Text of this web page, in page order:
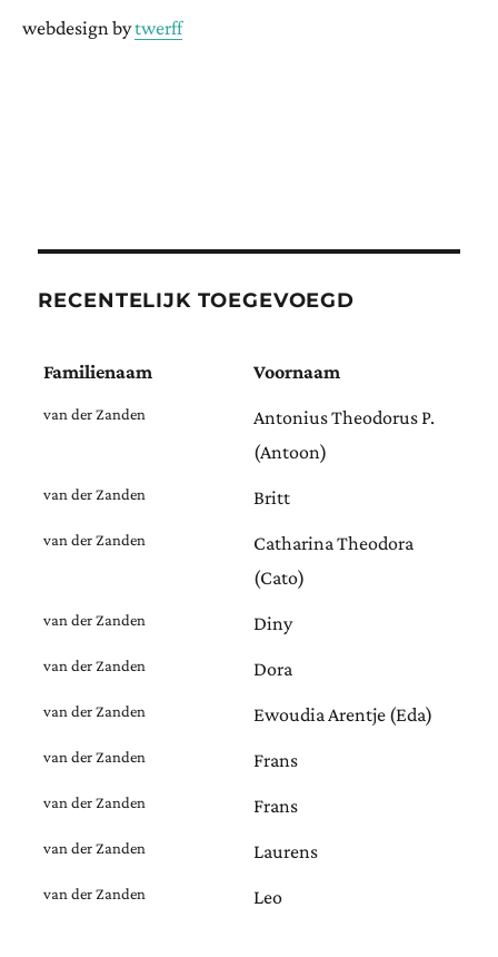
webdesign bytwerff
RECENTELIJK TOEGEVOEGD
Familienaam Voornaam
van der Zanden
Antonius Theodorus P.
(Antoon)
van der Zanden Britt
van der Zanden
Catharina Theodora
(Cato)
van der Zanden Diny
van der Zanden Dora
van der Zanden Ewoudia Arentje (Eda)
van der Zanden Frans
van der Zanden Frans
van der Zanden Laurens
van der Zanden Leo